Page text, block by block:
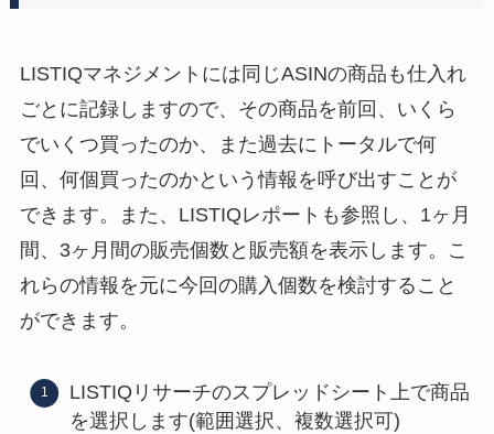
LISTIQマネジメントには同じASINの商品も仕入れ
ごとに記録しますので、その商品を前回、いくら
でいくつ買ったのか、また過去にトータルで何
回、何個買ったのかという情報を呼び出すことが
できます。また、LISTIQレポートも参照し、1ヶ月
間、3ヶ月間の販売個数と販売額を表示します。こ
れらの情報を元に今回の購入個数を検討すること
ができます。
LISTIQリサーチのスプレッドシート上で商品
を選択します(範囲選択、複数選択可)